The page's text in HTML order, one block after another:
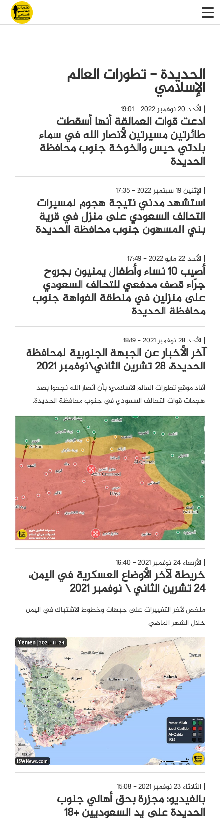
الحديدة - تطورات العالم
الإسلامي
الأحد 20 نوفمبر 2022 - 19:01
ادعت قوات العمالقة أنها أسقطت
طائرتين مسيرتين لأنصار الله في سماء
بلدتي حيس والخوخة جنوب محافظة
الحديدة
الإثنين 19 سبتمبر 2022 - 17:35
استشهد مدني نتيجة هجوم لمسيرات
التحالف السعودي على منزل في قرية
بني المسهون جنوب محافظة الحديدة
الأحد 22 مايو 2022 - 17:49
أصيب 10 نساء وأطفال يمنيون بجروح
جرّاء قصف مدفعي للتحالف السعودي
على منزلين في منطقة الفواهة جنوب
محافظة الحديدة
الأحد 28 نوفمبر 2021 - 18:19
آخر الأخبار عن الجبهة الجنوبية لمحافظة
الحديدة، 28 تشرين الثاني\نوفمبر 2021
أفاد موقع تطورات العالم الاسلامي؛ بأن أنصار الله نجحوا بصد
هجمات قوات التحالف السعودي في جنوب محافظة الحديدة.
الأربعاء 24 نوفمبر 2021 - 16:40
خريطة لآخر الأوضاع العسكرية في اليمن،
24 تشرين الثاني \ نوفمبر 2021
ملخص لآخر التغييرات على جبهات وخطوط الاشتباك في اليمن
خلال الشهر الماضي
الثلاثاء 23 نوفمبر 2021 - 15:08
بالفيديو: مجزرة بحق أهالي جنوب
الحديدة على يد السعوديين +18